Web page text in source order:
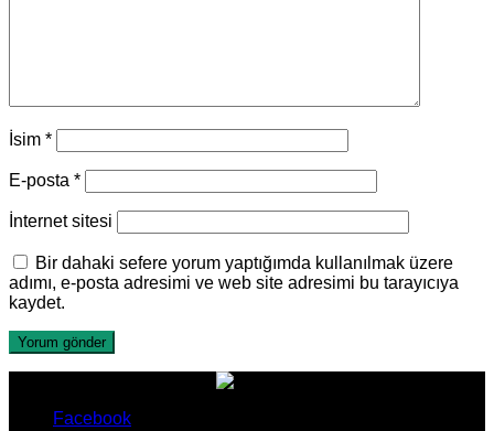
İsim *
E-posta *
İnternet sitesi
Bir dahaki sefere yorum yaptığımda kullanılmak üzere
adımı, e-posta adresimi ve web site adresimi bu tarayıcıya
kaydet.
Facebook